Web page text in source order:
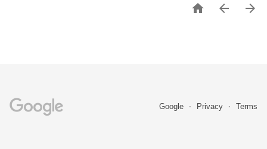
  
Google Privacy Terms